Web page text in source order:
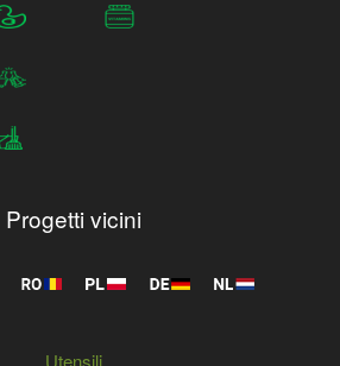
Progetti vicini
Utensili